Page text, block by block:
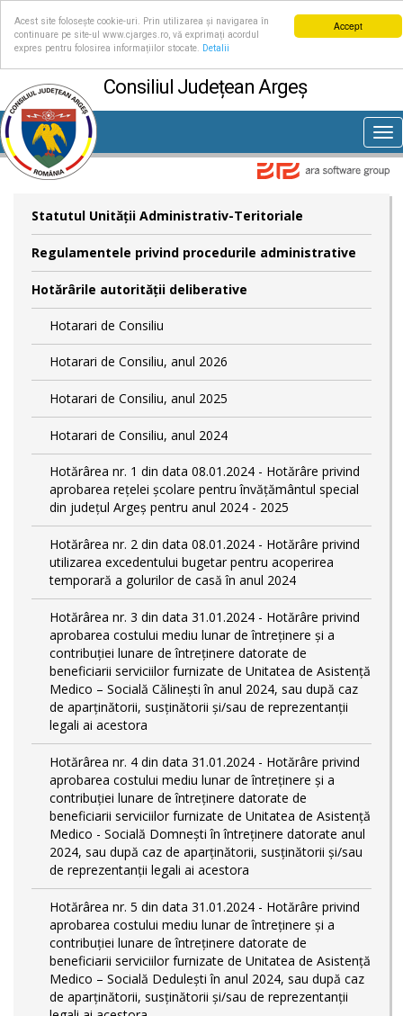
Accept
Acest site folosește cookie-uri. Prin utilizarea și navigarea în
continuare pe site-ul www.cjarges.ro, vă exprimați acordul
expres pentru folosirea informațiilor stocate.
Detalii
Consiliul Județean Argeș
Statutul Unităţii Administrativ-Teritoriale
Regulamentele privind procedurile administrative
Hotărârile autorităţii deliberative
Hotarari de Consiliu
Hotarari de Consiliu, anul 2026
Hotarari de Consiliu, anul 2025
Hotarari de Consiliu, anul 2024
Hotărârea nr. 1 din data 08.01.2024 - Hotărâre privind
aprobarea rețelei școlare pentru învățământul special
din județul Argeș pentru anul 2024 - 2025
Hotărârea nr. 2 din data 08.01.2024 - Hotărâre privind
utilizarea excedentului bugetar pentru acoperirea
temporară a golurilor de casă în anul 2024
Hotărârea nr. 3 din data 31.01.2024 - Hotărâre privind
aprobarea costului mediu lunar de întreținere și a
contribuției lunare de întreținere datorate de
beneficiarii serviciilor furnizate de Unitatea de Asistență
Medico – Socială Călineşti în anul 2024, sau după caz
de aparținătorii, susținătorii și/sau de reprezentanții
legali ai acestora
Hotărârea nr. 4 din data 31.01.2024 - Hotărâre privind
aprobarea costului mediu lunar de întreținere și a
contribuției lunare de întreținere datorate de
beneficiarii serviciilor furnizate de Unitatea de Asistență
Medico - Socială Domnești în întreținere datorate anul
2024, sau după caz de aparținătorii, susținătorii și/sau
de reprezentanții legali ai acestora
Hotărârea nr. 5 din data 31.01.2024 - Hotărâre privind
aprobarea costului mediu lunar de întreținere și a
contribuției lunare de întreținere datorate de
beneficiarii serviciilor furnizate de Unitatea de Asistență
Medico – Socială Dedulești în anul 2024, sau după caz
de aparținătorii, susținătorii și/sau de reprezentanții